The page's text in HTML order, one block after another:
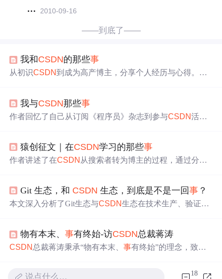
2010-09-16
——到底了——
我和CSDN的那些事
从初识CSDN到成为高产博主，分享个人经历与心得。通
我与CSDN那些事
作者回忆了自己从订阅《程序员》杂志到参与CSDN活动
试使用新的编辑器。在考虑是否回归CSDN
希望平台能对低质量内容进行改善。
猿创征文｜在CSDN学习的那些事
作者讲述了在CSDN 从搜索者转为博主的过程，通过分享
Git 生态，和 CSDN 生态，到底是不是一回事 ？
本文深入分析了Git生态与CSDN生态在技术生产、验证和
查询。AI时代下，二者分化加剧，前者保持专业壁垒，后
者面临内容劣化风险。
物有本末、事有终始-访CSDN总裁蒋涛
CSDN 总裁蒋涛秉承“物有本末、事有终始”的理念，致力
说点什么… 18